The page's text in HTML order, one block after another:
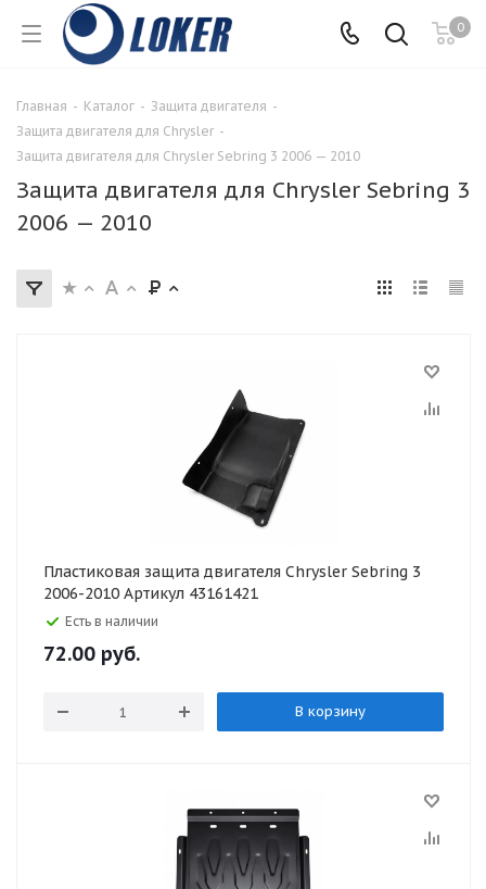
0
Главная - Каталог - Защита двигателя -
Защита двигателя для Chrysler -
Защита двигателя для Chrysler Sebring 3 2006 — 2010
Защита двигателя для Chrysler Sebring 3
2006 — 2010
Пластиковая защита двигателя Chrysler Sebring 3
2006-2010 Артикул 43161421
Есть в наличии
72.00 руб.
В корзину